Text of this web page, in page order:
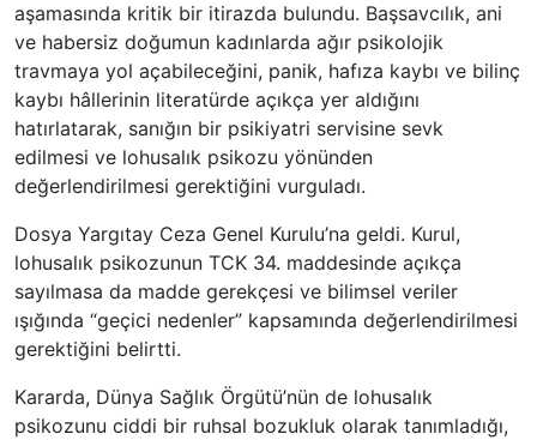
aşamasında kritik bir itirazda bulundu. Başsavcılık, ani
ve habersiz doğumun kadınlarda ağır psikolojik
travmaya yol açabileceğini, panik, hafıza kaybı ve bilinç
kaybı hâllerinin literatürde açıkça yer aldığını
hatırlatarak, sanığın bir psikiyatri servisine sevk
edilmesi ve lohusalık psikozu yönünden
değerlendirilmesi gerektiğini vurguladı.
Dosya Yargıtay Ceza Genel Kurulu’na geldi. Kurul,
lohusalık psikozunun TCK 34. maddesinde açıkça
sayılmasa da madde gerekçesi ve bilimsel veriler
ışığında “geçici nedenler” kapsamında değerlendirilmesi
gerektiğini belirtti.
Kararda, Dünya Sağlık Örgütü’nün de lohusalık
psikozunu ciddi bir ruhsal bozukluk olarak tanımladığı,